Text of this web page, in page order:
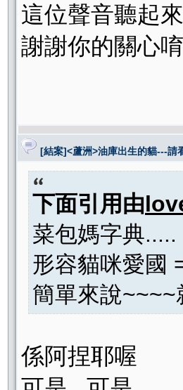
這位聲音聽起
謝謝你的關心
[結案]<蘆洲>油庫出生的貓---請
下面引用由
菜包媽字典.....
形容貓咪愛國
簡單來說
係阿捏耶喔